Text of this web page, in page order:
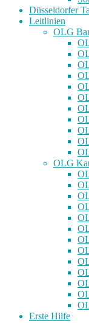
Düsseldorfer
Leitlinien
OLG
OLG
Erste Hilfe